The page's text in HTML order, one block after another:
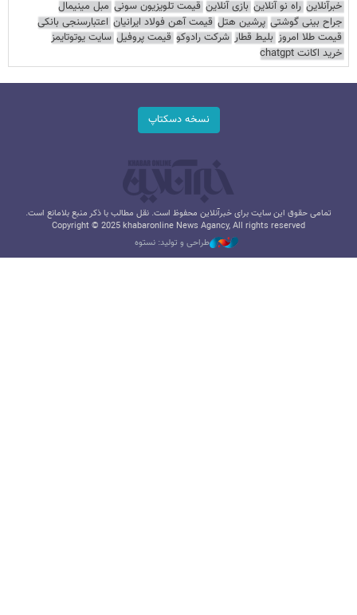
خبرآنلاین راه نو آنلاین بازی آنلاین قیمت تلویزیون سونی مبل مینیمال
جراح بینی گوشتی پرشین هتل قیمت آهن فولاد ایرانیان اعتبارسنجی بانکی
قیمت طلا امروز بلیط قطار شرکت رادوکو قیمت پروفیل سایت یوتوتایمز
خرید اکانت chatgpt
نسخه دسکتاپ
تمامی حقوق این سایت برای خبرآنلاین محفوظ است. نقل مطالب با ذکر منبع بلامانع است.
Copyright © 2025 khabaronline News Agancy, All rights reserved
طراحی و تولید: نستوه